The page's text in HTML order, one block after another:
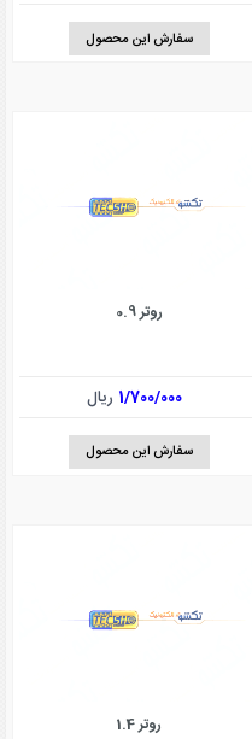
سفارش این محصول
روتر 0.9
1/700/000 ریال
سفارش این محصول
روتر 1.4